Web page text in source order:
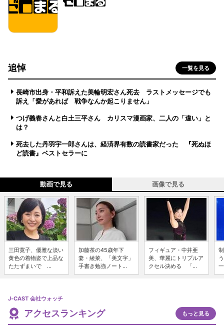
追悼 一覧を見る
長崎市出身・平和訴えた美輪明宏さん死去 ラストメッセージでも
訴え「愛があれば 戦争なんか起こりません」
つげ義春さんと白土三平さん カリスマ漫画家、二人の「違い」と
は？
死去した丹羽宇一郎さんは、経済界有数の読書家だった 『死ぬほ
ど読書』ベストセラーに
動画で見る 画像で見る
三田寛子、優雅な淡い
黄色の着物姿で上品な
たたずまいで ...
加藤茶の45歳年下
妻・綾菜、「美文字」
手書き勉強ノート...
フィギュア・中井亜
美、華麗にトリプルア
クセル決める 「...
J-CAST 会社ウォッチ
アクセスランキング もっと見る